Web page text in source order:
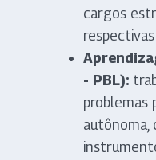
cargos
- PBL):
problemas
autônoma,